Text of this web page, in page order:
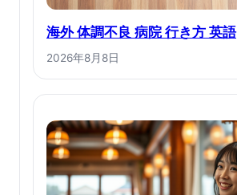
海外 体調不良 病院 行き方 英語
2026年8月8日